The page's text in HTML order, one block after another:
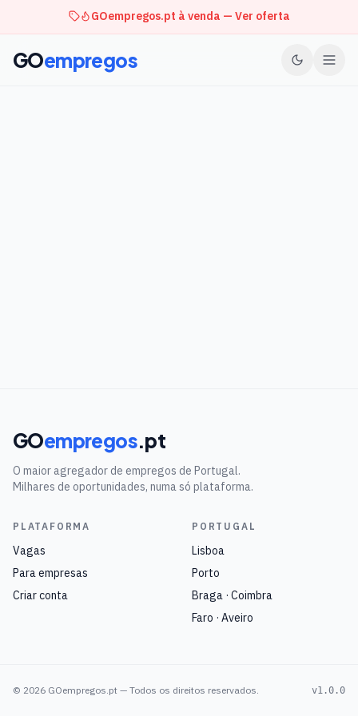
GOempregos.pt à venda — Ver oferta
GOempregos
GOempregos.pt
O maior agregador de empregos de Portugal.
Milhares de oportunidades, numa só plataforma.
PLATAFORMA
Vagas
Para empresas
Criar conta
PORTUGAL
Lisboa
Porto
Braga · Coimbra
Faro · Aveiro
© 2026 GOempregos.pt — Todos os direitos reservados. v1.0.0